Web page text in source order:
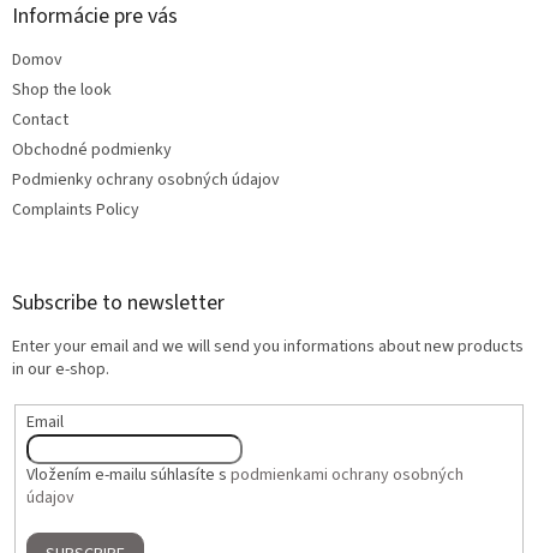
Informácie pre vás
Domov
Shop the look
Contact
Obchodné podmienky
Podmienky ochrany osobných údajov
Complaints Policy
Subscribe to newsletter
Enter your email and we will send you informations about new products
in our e-shop.
Email
Vložením e-mailu súhlasíte s podmienkami ochrany osobných
údajov